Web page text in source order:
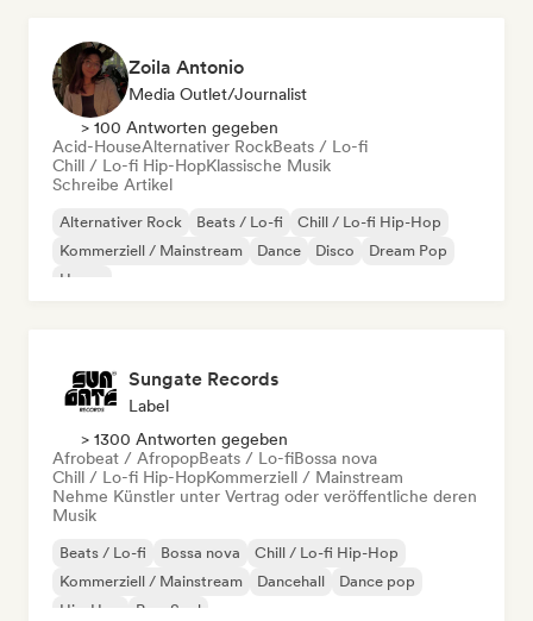
Zoila Antonio
Media Outlet/Journalist
> 100 Antworten gegeben
Acid-HouseAlternativer RockBeats / Lo-fi
Chill / Lo-fi Hip-HopKlassische Musik
Schreibe Artikel
Alternativer Rock Beats / Lo-fi
Chill / Lo-fi Hip-Hop
Kommerziell / Mainstream
Dance Disco
Dream Pop
House
Sungate Records
Label
> 1300 Antworten gegeben
Afrobeat / AfropopBeats / Lo-fiBossa nova
Chill / Lo-fi Hip-HopKommerziell / Mainstream
Nehme Künstler unter Vertrag oder veröffentliche deren
Musik
Beats / Lo-fi Bossa nova
Chill / Lo-fi Hip-Hop
Kommerziell / Mainstream
Dancehall
Dance pop
Hip-Hop
Pop-Soul